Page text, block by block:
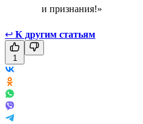
и признания!»
↩ К другим статьям
1